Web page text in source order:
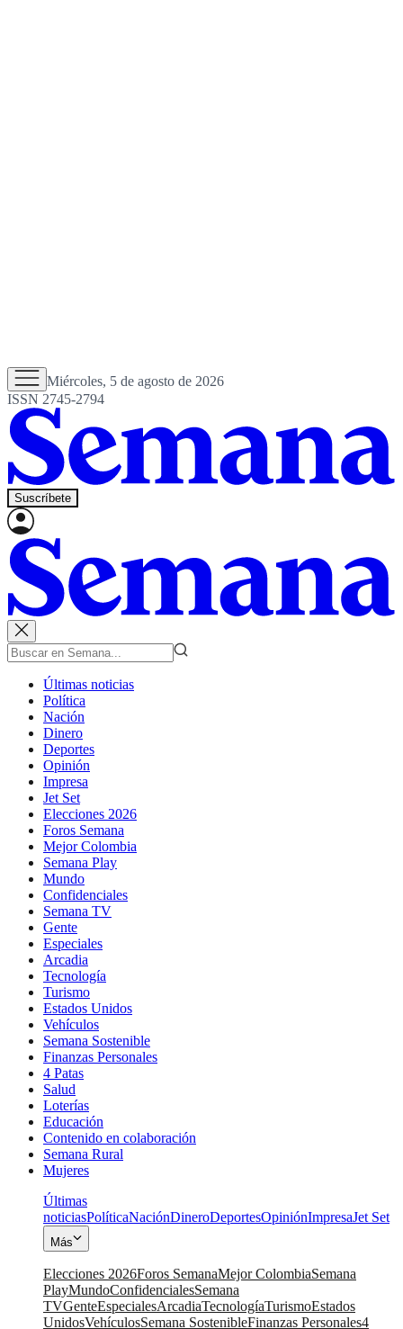
Miércoles, 5 de agosto de 2026
ISSN 2745-2794
Suscríbete
Últimas noticias
Política
Nación
Dinero
Deportes
Opinión
Impresa
Jet Set
Elecciones 2026
Foros Semana
Mejor Colombia
Semana Play
Mundo
Confidenciales
Semana TV
Gente
Especiales
Arcadia
Tecnología
Turismo
Estados Unidos
Vehículos
Semana Sostenible
Finanzas Personales
4 Patas
Salud
Loterías
Educación
Contenido en colaboración
Semana Rural
Mujeres
Últimas
noticiasPolíticaNaciónDineroDeportesOpiniónImpresaJet Set
Más
Elecciones 2026Foros SemanaMejor ColombiaSemana
PlayMundoConfidencialesSemana
TVGenteEspecialesArcadiaTecnologíaTurismoEstados
UnidosVehículosSemana SostenibleFinanzas Personales4